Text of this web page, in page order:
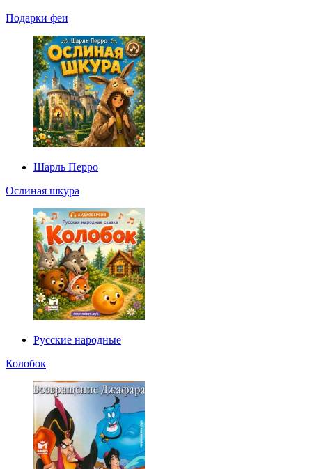
Подарки феи
Шарль Перро
Ослиная шкура
Русские народные
Колобок